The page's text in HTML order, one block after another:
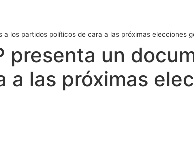
los partidos políticos de cara a las próximas elecciones
presenta un
las próximas